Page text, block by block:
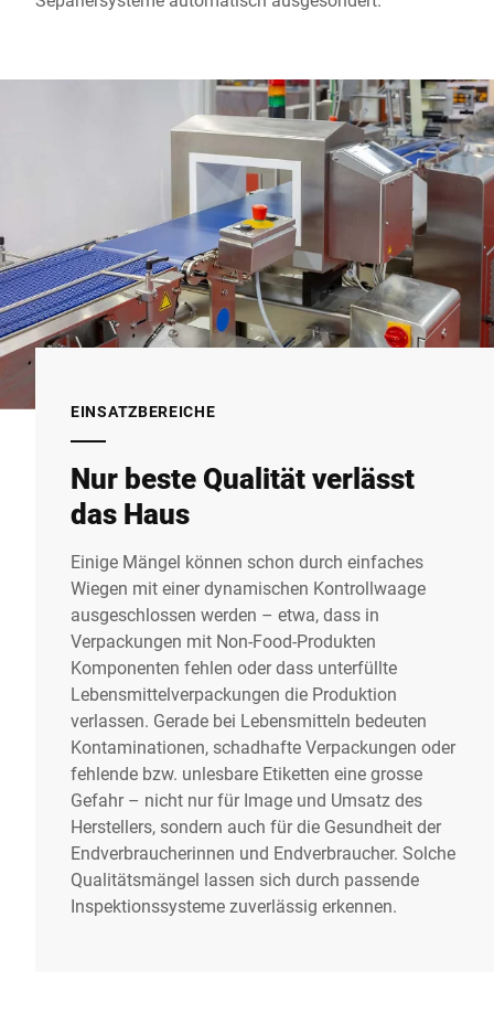
EINSATZBEREICHE
Nur beste Qualität verlässt
das Haus
Einige Mängel können schon durch einfaches
Wiegen mit einer dynamischen Kontrollwaage
ausgeschlossen werden – etwa, dass in
Verpackungen mit Non-Food-Produkten
Komponenten fehlen oder dass unterfüllte
Lebensmittelverpackungen die Produktion
verlassen. Gerade bei Lebensmitteln bedeuten
Kontaminationen, schadhafte Verpackungen oder
fehlende bzw. unlesbare Etiketten eine grosse
Gefahr – nicht nur für Image und Umsatz des
Herstellers, sondern auch für die Gesundheit der
Endverbraucherinnen und Endverbraucher. Solche
Qualitätsmängel lassen sich durch passende
Inspektionssysteme zuverlässig erkennen.